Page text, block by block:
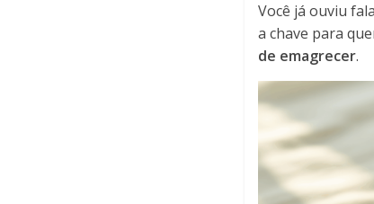
Você já ouviu
a chave para
de emagrecer.